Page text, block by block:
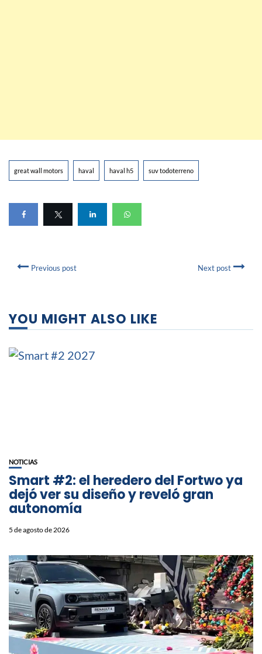
great wall motors haval haval h5 suv todoterreno
Previous post Next post
YOU MIGHT ALSO LIKE
NOTICIAS
Smart #2: el heredero del Fortwo ya
dejó ver su diseño y reveló gran
autonomía
5 de agosto de 2026